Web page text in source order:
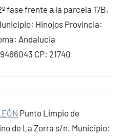
fase frente а la parcela 17B,
Hinojos Provincia:
Andalucia
CP: 21740
Punto Limpio de
de La Zorra s/n. Municipio: